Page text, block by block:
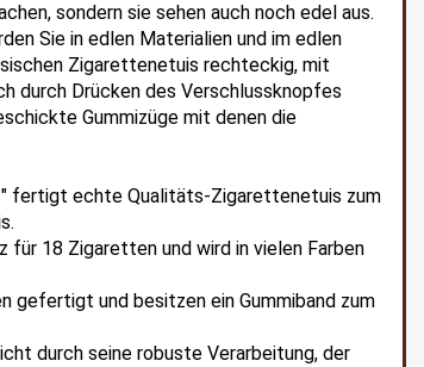
sondern sie sehen auch noch edel aus.
Sie in edlen Materialien und im edlen
Zigarettenetuis rechteckig, mit
durch Drücken des Verschlussknopfes
Gummizüge mit denen die
" fertigt echte Qualitäts-Zigarettenetuis zum
18 Zigaretten und wird in vielen Farben
gefertigt und besitzen ein Gummiband zum
durch seine robuste Verarbeitung, der